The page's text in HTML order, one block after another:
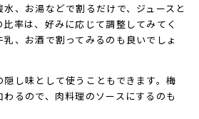
、お湯などで割るだけで、ジュースと
率は、好みに応じて調整してみてく
、お酒で割ってみるのも良いでしょ
し味として使うこともできます。梅
るので、肉料理のソースにするのも